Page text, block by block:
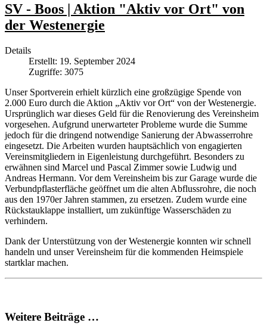
SV - Boos | Aktion "Aktiv vor Ort" von
der Westenergie
Details
Erstellt: 19. September 2024
Zugriffe: 3075
Unser Sportverein erhielt kürzlich eine großzügige Spende von
2.000 Euro durch die Aktion „Aktiv vor Ort“ von der Westenergie.
Ursprünglich war dieses Geld für die Renovierung des Vereinsheim
vorgesehen. Aufgrund unerwarteter Probleme wurde die Summe
jedoch für die dringend notwendige Sanierung der Abwasserrohre
eingesetzt. Die Arbeiten wurden hauptsächlich von engagierten
Vereinsmitgliedern in Eigenleistung durchgeführt. Besonders zu
erwähnen sind Marcel und Pascal Zimmer sowie Ludwig und
Andreas Hermann. Vor dem Vereinsheim bis zur Garage wurde die
Verbundpflasterfläche geöffnet um die alten Abflussrohre, die noch
aus den 1970er Jahren stammen, zu ersetzen. Zudem wurde eine
Rückstauklappe installiert, um zukünftige Wasserschäden zu
verhindern.
Dank der Unterstützung von der Westenergie konnten wir schnell
handeln und unser Vereinsheim für die kommenden Heimspiele
startklar machen.
Weitere Beiträge …